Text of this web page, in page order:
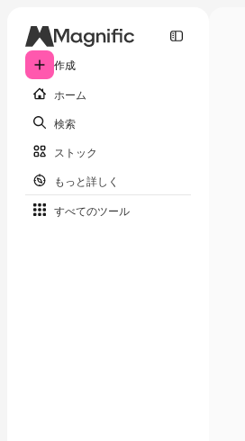
作成
ホーム
検索
ストック
もっと詳しく
すべてのツール